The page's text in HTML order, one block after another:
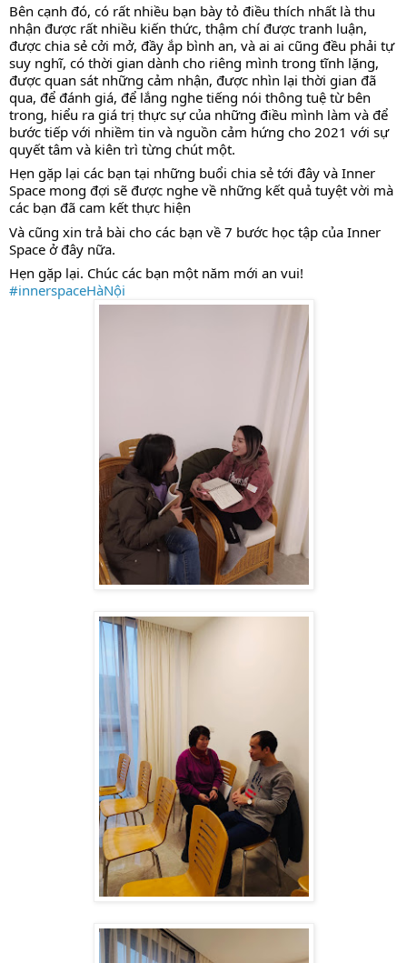
Bên cạnh đó, có rất nhiều bạn bày tỏ điều thích nhất là thu
nhận được rất nhiều kiến thức, thậm chí được tranh luận,
được chia sẻ cởi mở, đầy ắp bình an, và ai ai cũng đều phải tự
suy nghĩ, có thời gian dành cho riêng mình trong tĩnh lặng,
được quan sát những cảm nhận, được nhìn lại thời gian đã
qua, để đánh giá, để lắng nghe tiếng nói thông tuệ từ bên
trong, hiểu ra giá trị thực sự của những điều mình làm và để
bước tiếp với nhiềm tin và nguồn cảm hứng cho 2021 với sự
quyết tâm và kiên trì từng chút một.
Hẹn gặp lại các bạn tại những buổi chia sẻ tới đây và Inner
Space mong đợi sẽ được nghe về những kết quả tuyệt vời mà
các bạn đã cam kết thực hiện
Và cũng xin trả bài cho các bạn về 7 bước học tập của Inner
Space ở đây nữa.
Hẹn gặp lại. Chúc các bạn một năm mới an vui!
#innerspaceHàNội